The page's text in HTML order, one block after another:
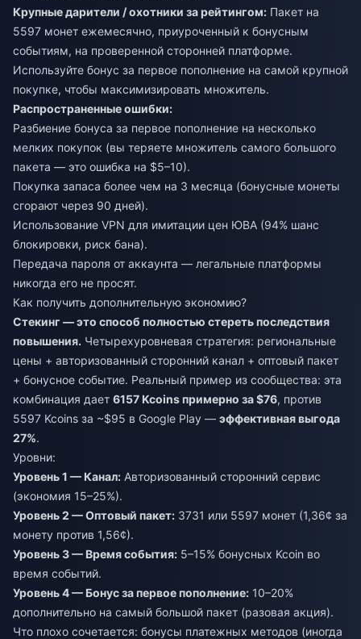
Крупные дарители / охотники за рейтингом: Пакет на
5597 монет ежемесячно, приуроченный к бонусным
событиям, на проверенной сторонней платформе.
Используйте бонус за первое пополнение на самой крупной
покупке, чтобы максимизировать множитель.
Распространенные ошибки:
Разбиение бонуса за первое пополнение на несколько
мелких покупок (вы теряете множитель самого большого
пакета — это ошибка на $5–10).
Покупка запаса более чем на 3 месяца (бонусные монеты
сгорают через 90 дней).
Использование VPN для имитации цен ЮВА (94% шанс
блокировки, риск бана).
Передача пароля от аккаунта — легальные платформы
никогда его не просят.
Как получить дополнительную экономию?
Стекинг — это способ полностью стереть последствия
повышения. Четырехуровневая стратегия: региональные
цены + авторизованный сторонний канал + оптовый пакет
+ бонусное событие. Реальный пример из сообщества: эта
комбинация дает 6157 Kcoins примерно за $76, против
5597 Kcoins за ~$95 в Google Play — эффективная выгода
27%.
Уровни:
Уровень 1 — Канал: Авторизованный сторонний сервис
(экономия 15–25%).
Уровень 2 — Оптовый пакет: 3731 или 5597 монет (1,36¢ за
монету против 1,56¢).
Уровень 3 — Время события: 5–15% бонусных Kcoin во
время событий.
Уровень 4 — Бонус за первое пополнение: 10–20%
дополнительно на самый большой пакет (разовая акция).
Что плохо сочетается: бонусы платежных методов (иногда